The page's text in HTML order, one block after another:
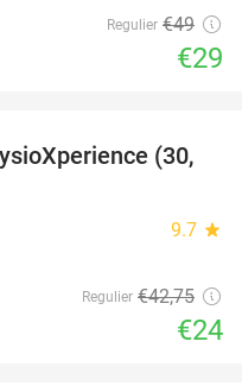
Regulier €49
€29
44%
(30,
9.7 star
Regulier €42,75
€24